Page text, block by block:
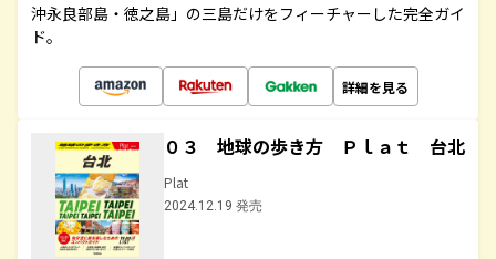
沖永良部島・徳之島」の三島だけをフィーチャーした完全ガイ
ド。
詳細を見る
０３ 地球の歩き方 Ｐｌａｔ 台北
Plat
2024.12.19 発売